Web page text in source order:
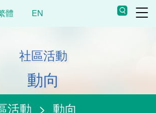
體 EN
社區活動
動向
活動 > 動向